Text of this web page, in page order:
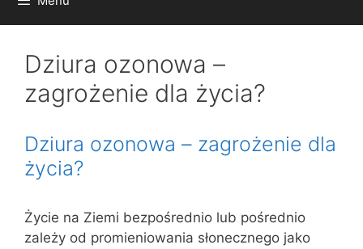
Dziura ozonowa –
zagrożenie dla życia?
Dziura ozonowa – zagrożenie dla
życia?
Życie na Ziemi bezpośrednio lub pośrednio
zależy od promieniowania słonecznego jako